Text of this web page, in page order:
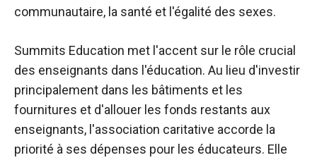
communautaire, la santé et l'égalité des sexes.
Summits Education met l'accent sur le rôle crucial
des enseignants dans l'éducation. Au lieu d'investir
principalement dans les bâtiments et les
fournitures et d'allouer les fonds restants aux
enseignants, l'association caritative accorde la
priorité à ses dépenses pour les éducateurs. Elle